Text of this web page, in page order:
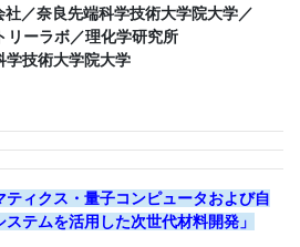
奈良先端科学技術大学院大学／
リーラボ／理化学研究所
技術大学院大学
ティクス・量子コンピュータおよび自
テムを活用した次世代材料開発」